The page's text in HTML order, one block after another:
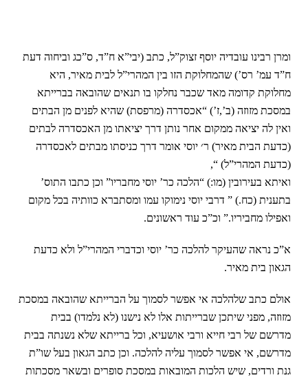
ומרן רבינו עובדיה יוסף זצוק”ל, כתב (יבי”א ח”ד, ס”כג וביחוה דעת
ח”ד עמ’ רס’) שהמחלוקת הזו בין המהרי”ל לבית מאיר, היא
מחלוקת קדומה מאד שכבר נחלקו בו תנאים שהובאה בברייתא
במסכת מזוזה (ב’,ז’) “אכסדרה (מרפסת) שהיא לפנים מן הבתים
ואין לה יציאה ממקום אחר נותן דרך יציאתו מן האכסדרה לבתים
(כדעת הבית מאיר) ר׳ יוסי אומר דרך כניסתו מבתים לאכסדרה
(כדעת המהרי”ל) “,
ואיתא בעירובין (מו:) “הלכה כר’ יוסי מחבריו” וכן כתבו התוס’
בתענית (כח.) ” דרבי יוסי נימוקו עמו ומסתברא כוותיה בכל מקום
ואפילו מחביריו.” וכ”כ עוד ראשונים.
א”כ נראה שהעיקר להלכה כר’ יוסי וכדברי המהרי”ל ולא כדעת
הגאון בית מאיר.
אולם כתב שלהלכה אי אפשר לסמוך על הברייתא שהובאה במסכת
מזוזה, מפני שיתכן שברייתות אלו לא נישנו (לא נלמדו) בבית
מדרשם של רבי חייא ורבי אושעיא, וכל ברייתא שלא נשנתה בבית
מדרשם, אי אפשר לסמוך עליה להלכה. וכן כתב הגאון בעל שו”ת
גנת ורדים, שיש הלכות המובאות במסכת סופרים ובשאר מסכתות